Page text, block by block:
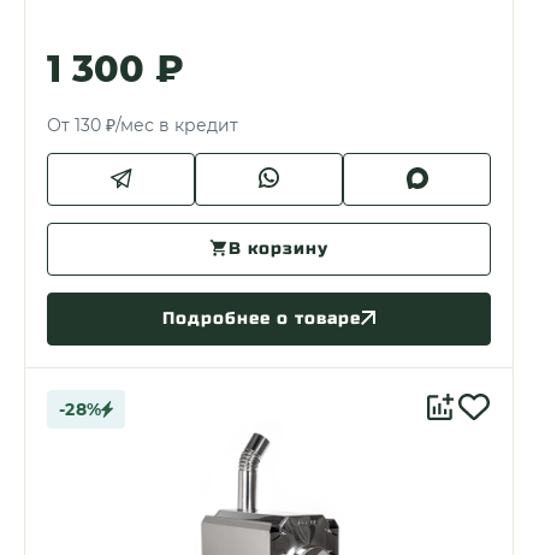
1 300 ₽
От 130 ₽/мес в кредит
В корзину
Подробнее о товаре
-28%